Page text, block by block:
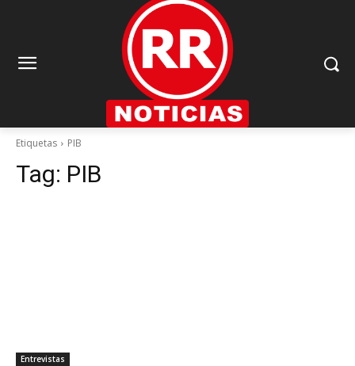
Etiquetas PIB
Tag: PIB
Entrevistas